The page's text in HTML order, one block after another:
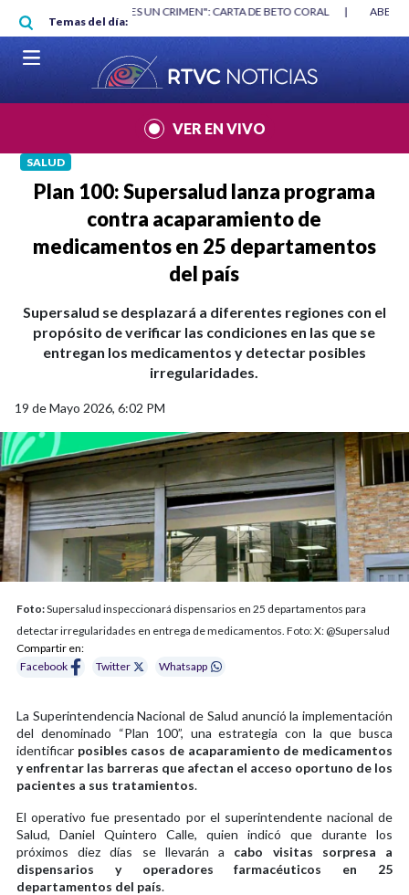
Pasar al contenido principal
Temas del día:
"HABLAR NO ES UN CRIMEN": CARTA DE BETO CORAL |
VER EN VIVO
SALUD
Plan 100: Supersalud lanza programa
contra acaparamiento de
medicamentos en 25 departamentos
del país
Supersalud se desplazará a diferentes regiones con el
propósito de verificar las condiciones en las que se
entregan los medicamentos y detectar posibles
irregularidades.
19 de Mayo 2026, 6:02 PM
Foto:Supersalud inspeccionará dispensarios en 25 departamentos para
detectar irregularidades en entrega de medicamentos. Foto: X: @Supersalud
Compartir en:
Facebook
Twitter Whatsapp
La Superintendencia Nacional de Salud anunció la implementación
del denominado “Plan 100”, una estrategia con la que busca
identificar posibles casos de acaparamiento de medicamentos
y enfrentar las barreras que afectan el acceso oportuno de los
pacientes a sus tratamientos.
El operativo fue presentado por el superintendente nacional de
Salud, Daniel Quintero Calle, quien indicó que durante los
próximos diez días se llevarán a cabo visitas sorpresa a
dispensarios y operadores farmacéuticos en 25
departamentos del país.